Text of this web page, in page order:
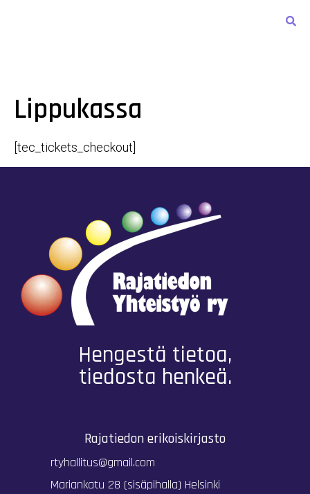
Lippukassa
[tec_tickets_checkout]
Hengestä tietoa,
tiedosta henkeä.
Rajatiedon erikoiskirjasto
rtyhallitus@gmail.com
Mariankatu 28 (sisäpihalla) Helsinki